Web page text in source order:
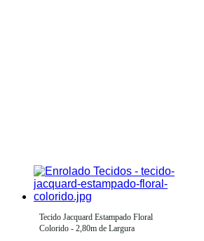
Tecido Jacquard Estampado Floral
Colorido - 2,80m de Largura